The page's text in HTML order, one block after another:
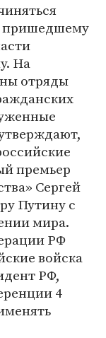
пришедшему
На
отряды
премьер
Сергей
Путину с
мира.
РФ
войска
РФ,
4